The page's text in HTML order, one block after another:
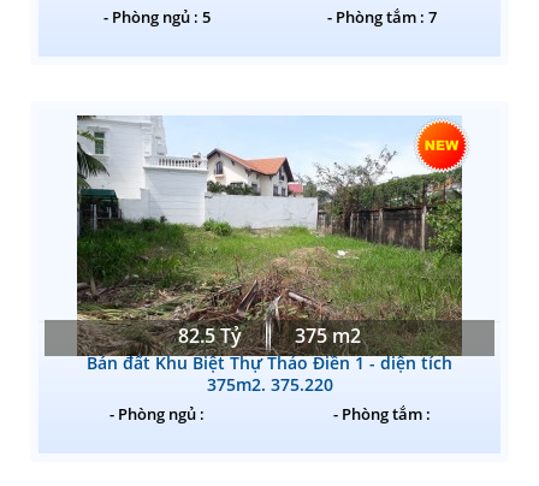
- Phòng ngủ : 5 - Phòng tắm : 7
82.5 Tỷ 375 m2
Bán đất Khu Biệt Thự Thảo Điền 1 - diện tích
375m2. 375.220
- Phòng ngủ : - Phòng tắm :